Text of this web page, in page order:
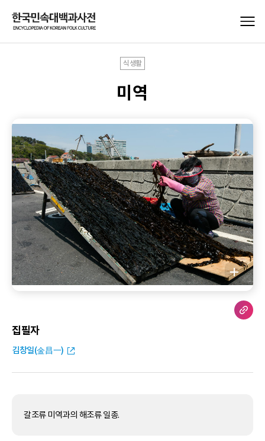
식생활
미역
집필자
김창일(金昌一)
갈조류 미역과의 해조류 일종.